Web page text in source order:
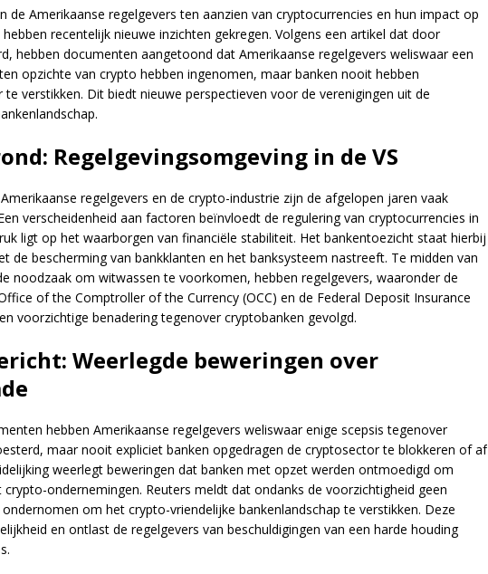
de Amerikaanse regelgevers ten aanzien van cryptocurrencies en hun impact op
recentelijk nieuwe inzichten gekregen. Volgens een artikel dat door
hebben documenten aangetoond dat Amerikaanse regelgevers weliswaar een
opzichte van crypto hebben ingenomen, maar banken nooit hebben
verstikken. Dit biedt nieuwe perspectieven voor de verenigingen uit de
Regelgevingsomgeving in de VS
regelgevers en de crypto-industrie zijn de afgelopen jaren vaak
verscheidenheid aan factoren beïnvloedt de regulering van cryptocurrencies in
ligt op het waarborgen van financiële stabiliteit. Het bankentoezicht staat hierbij
de bescherming van bankklanten en het banksysteem nastreeft. Te midden van
noodzaak om witwassen te voorkomen, hebben regelgevers, waaronder de
of the Comptroller of the Currency (OCC) en de Federal Deposit Insurance
voorzichtige benadering tegenover cryptobanken gevolgd.
Weerlegde beweringen over
hebben Amerikaanse regelgevers weliswaar enige scepsis tegenover
maar nooit expliciet banken opgedragen de cryptosector te blokkeren of af
weerlegt beweringen dat banken met opzet werden ontmoedigd om
ondernemingen. Reuters meldt dat ondanks de voorzichtigheid geen
om het crypto-vriendelijke bankenlandschap te verstikken. Deze
en ontlast de regelgevers van beschuldigingen van een harde houding